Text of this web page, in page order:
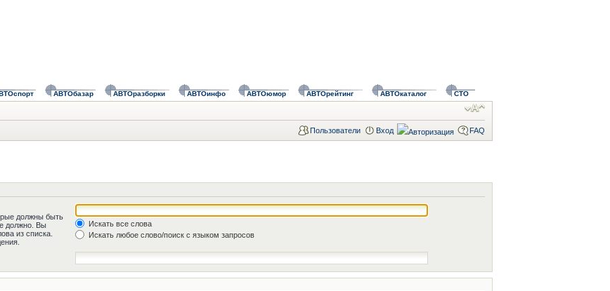
АВТОбазар АВТОразборки АВТОинфо АВТОюмор АВТОрейтинг АВТОкаталог СТО
Пользователи Вход FAQ
должны быть
должно. Вы
из списка.
Искать все слова
Искать любое слово/поиск с языком запросов